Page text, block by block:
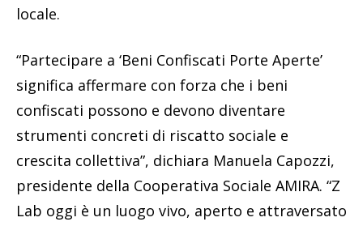
locale.
“Partecipare a ‘Beni Confiscati Porte Aperte’
significa affermare con forza che i beni
confiscati possono e devono diventare
strumenti concreti di riscatto sociale e
crescita collettiva”, dichiara Manuela Capozzi,
presidente della Cooperativa Sociale AMIRA. “Z
Lab oggi è un luogo vivo, aperto e attraversato